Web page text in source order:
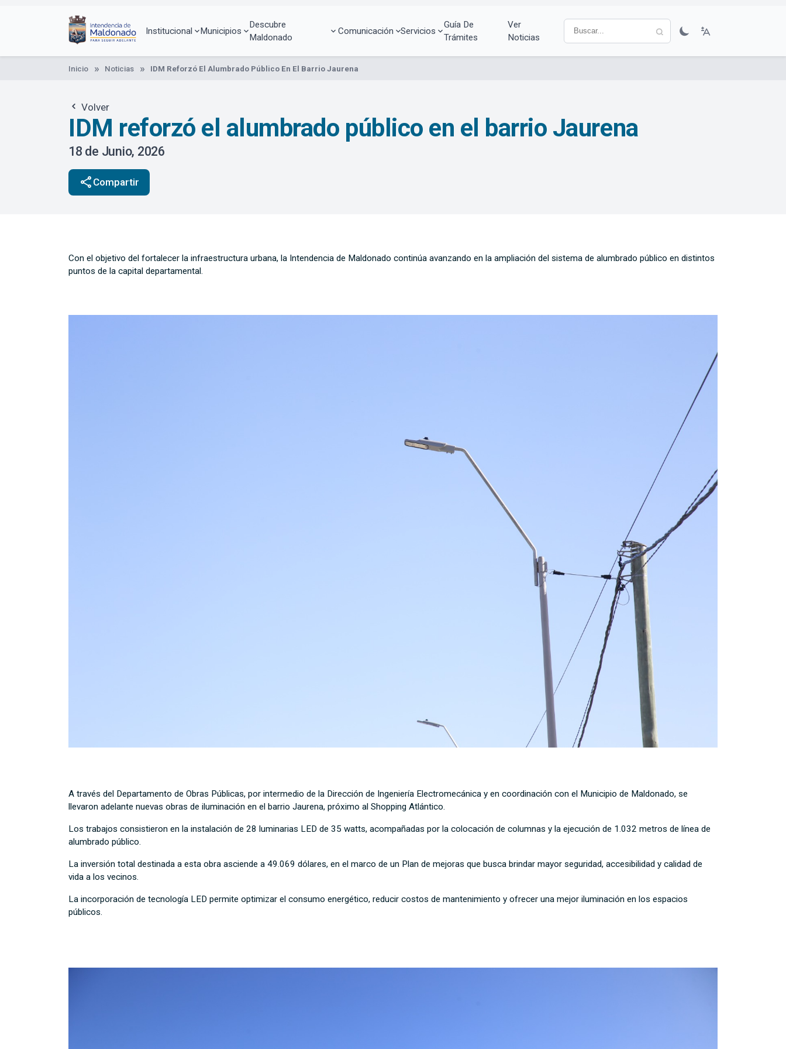
Institucional Municipios
Descubre
Maldonado
Comunicación Servicios
Guía De
Trámites
Ver
Noticias
Inicio Noticias IDM Reforzó El Alumbrado Público En El Barrio Jaurena
Volver
IDM reforzó el alumbrado público en el barrio Jaurena
18 de Junio, 2026
share Compartir
Con el objetivo del fortalecer la infraestructura urbana, la Intendencia de Maldonado continúa avanzando en la ampliación del sistema de alumbrado público en distintos
puntos de la capital departamental.
A través del Departamento de Obras Públicas, por intermedio de la Dirección de Ingeniería Electromecánica y en coordinación con el Municipio de Maldonado, se
llevaron adelante nuevas obras de iluminación en el barrio Jaurena, próximo al Shopping Atlántico.
Los trabajos consistieron en la instalación de 28 luminarias LED de 35 watts, acompañadas por la colocación de columnas y la ejecución de 1.032 metros de línea de
alumbrado público.
La inversión total destinada a esta obra asciende a 49.069 dólares, en el marco de un Plan de mejoras que busca brindar mayor seguridad, accesibilidad y calidad de
vida a los vecinos.
La incorporación de tecnología LED permite optimizar el consumo energético, reducir costos de mantenimiento y ofrecer una mejor iluminación en los espacios
públicos.